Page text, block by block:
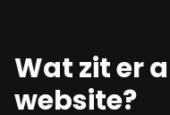
Wat zit er
website?